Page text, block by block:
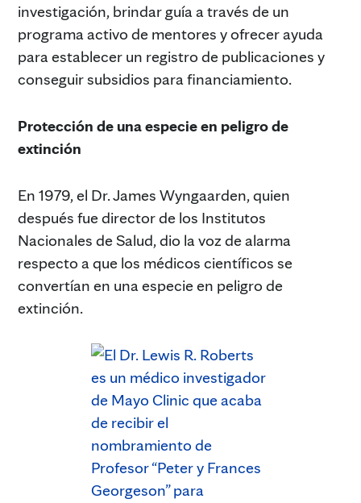
investigación, brindar guía a través de un
programa activo de mentores y ofrecer ayuda
para establecer un registro de publicaciones y
conseguir subsidios para financiamiento.
Protección de una especie en peligro de
extinción
En 1979, el Dr. James Wyngaarden, quien
después fue director de los Institutos
Nacionales de Salud, dio la voz de alarma
respecto a que los médicos científicos se
convertían en una especie en peligro de
extinción.